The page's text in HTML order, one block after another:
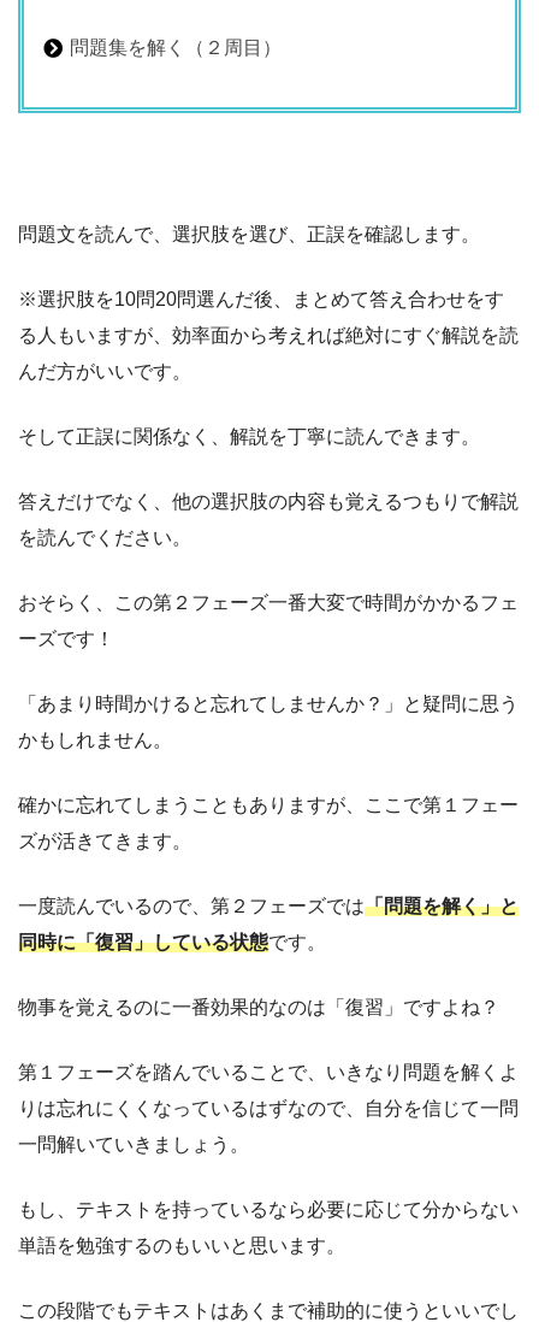
問題集を解く（２周目）
問題文を読んで、選択肢を選び、正誤を確認します。
※選択肢を10問20問選んだ後、まとめて答え合わせをす
る人もいますが、効率面から考えれば絶対にすぐ解説を読
んだ方がいいです。
そして正誤に関係なく、解説を丁寧に読んできます。
答えだけでなく、他の選択肢の内容も覚えるつもりで解説
を読んでください。
おそらく、この第２フェーズ一番大変で時間がかかるフェ
ーズです！
「あまり時間かけると忘れてしませんか？」と疑問に思う
かもしれません。
確かに忘れてしまうこともありますが、ここで第１フェー
ズが活きてきます。
一度読んでいるので、第２フェーズでは「問題を解く」と
同時に「復習」している状態です。
物事を覚えるのに一番効果的なのは「復習」ですよね？
第１フェーズを踏んでいることで、いきなり問題を解くよ
りは忘れにくくなっているはずなので、自分を信じて一問
一問解いていきましょう。
もし、テキストを持っているなら必要に応じて分からない
単語を勉強するのもいいと思います。
この段階でもテキストはあくまで補助的に使うといいでし